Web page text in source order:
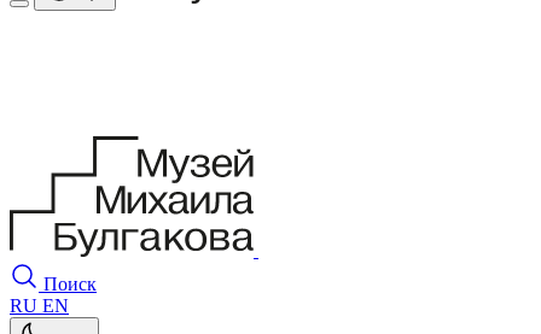
Поиск
RU EN